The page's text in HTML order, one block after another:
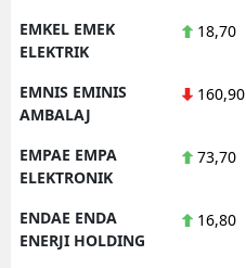
EMKEL EMEK
ELEKTRIK
18,70
EMNIS EMINIS
AMBALAJ
160,90
EMPAE EMPA
ELEKTRONIK
73,70
ENDAE ENDA
ENERJI HOLDING
16,80